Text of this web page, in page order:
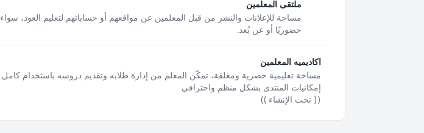
ملتقى المعلمين
مساحة للإعلانات والنشر من قبل المعلمين عن مواقعهم أو حساباتهم لتعليم العود، سواء
حضوريًا أو عن بُعد.
اكاديميه المعلمين
مساحة تعليمية حصرية ومغلقة، تمكّن المعلم من إدارة طلابه وتقديم دروسه باستخدام كامل
إمكانيات المنتدى بشكل منظم واحترافي
(( تحت الإنشاء ))